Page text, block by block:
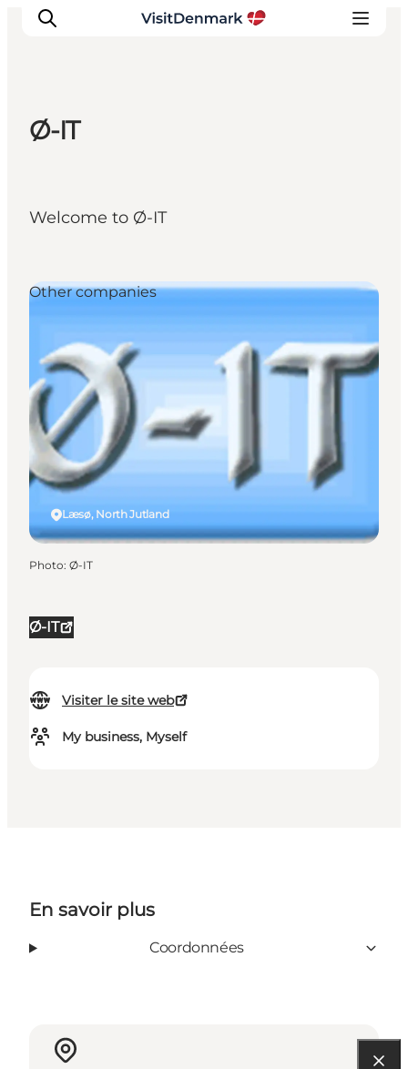
Quoi faire
Hébergements
Ø-IT
Welcome to Ø-IT
Ø-IT
Visiter le site web
My business, Myself
Læsø, North Jutland
Other companies
Photo: Ø-IT
En savoir plus
Coordonnées